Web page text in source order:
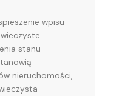
wpisu
stanu
nieruchomości,